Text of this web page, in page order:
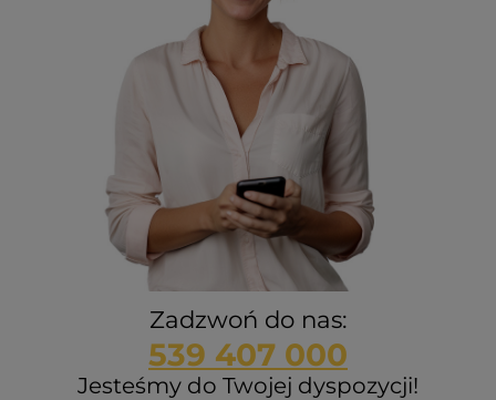
Zadzwoń do nas:
539 407 000
Jesteśmy do Twojej dyspozycji!